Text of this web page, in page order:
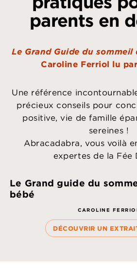
parents en
Le Grand Guide du sommeil
Caroline Ferriol lu
Une référence
précieux conseils pour
positive, vie de famille
sereines !
Abracadabra, vous voilà
expertes de la Fée
Le Grand guide du
bébé
CAROLINE
DÉCOUVRIR UN